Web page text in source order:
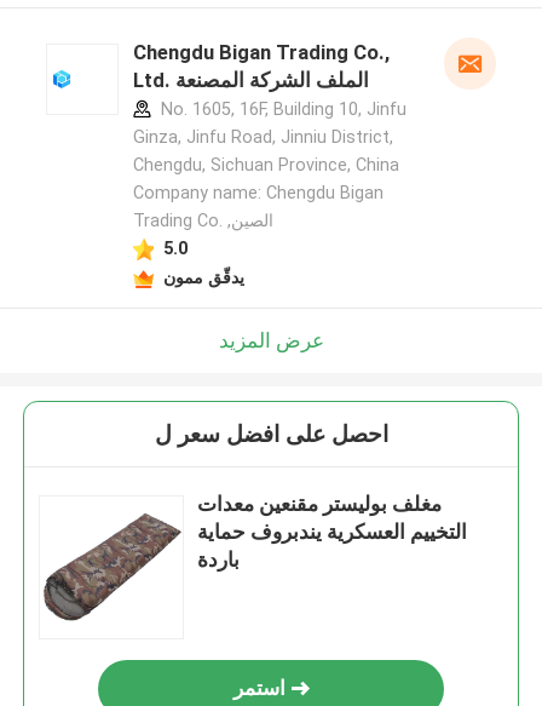
Chengdu Bigan Trading Co.,
Ltd. الملف الشركة المصنعة
No. 1605, 16F, Building 10, Jinfu
Ginza, Jinfu Road, Jinniu District,
Chengdu, Sichuan Province, China
Company name: Chengdu Bigan
Trading Co. ,الصين
5.0
يدقّق ممون
عرض المزيد
احصل على افضل سعر ل
مغلف بوليستر مقنعين معدات
التخييم العسكرية يندبروف حماية
باردة
استمر